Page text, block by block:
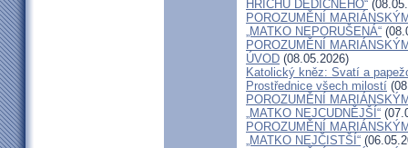
HŘÍCHU DĚDIČNÉHO“
POROZUMĚNÍ
„MATKO NEPORUŠENÁ“
POROZUMĚNÍ
ÚVOD (08.05.2026)
Katolický kněz: Svatí a
Prostřednice všech milostí
POROZUMĚNÍ
„MATKO NEJCUDNĚJŠÍ“
POROZUMĚNÍ
„MATKO NEJČISTŠÍ“